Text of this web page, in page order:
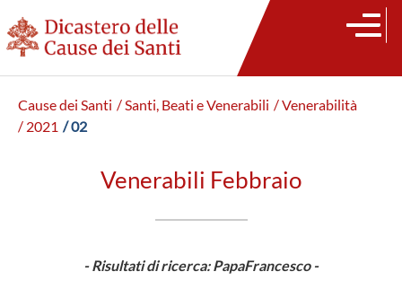
Cause dei Santi / Santi, Beati e Venerabili / Venerabilità
/ 2021 / 02
Venerabili Febbraio
- Risultati di ricerca: PapaFrancesco -